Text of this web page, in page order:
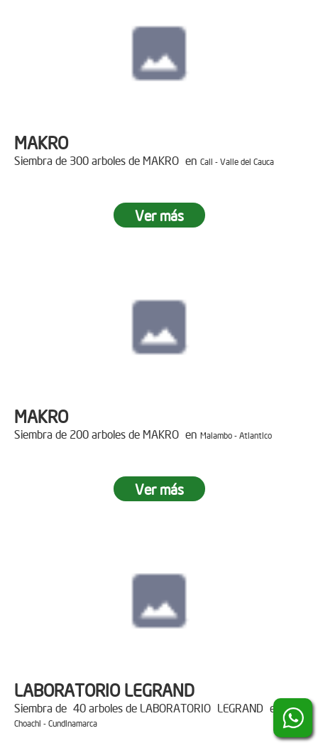
MAKRO
Siembra de 300 arboles de MAKRO en Cali - Valle del Cauca
Ver más
MAKRO
Siembra de 200 arboles de MAKRO en Malambo - Atlantico
Ver más
LABORATORIO LEGRAND
Siembra de 40 arboles de LABORATORIO LEGRAND en
Choachi - Cundinamarca